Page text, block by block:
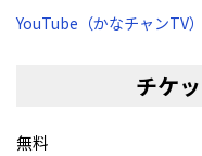
YouTube（かなチャンTV）
チケ
無料